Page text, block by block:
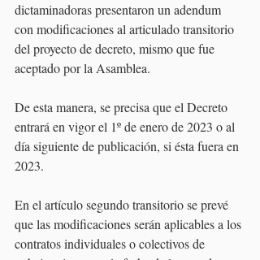
dictaminadoras presentaron un adendum
con modificaciones al articulado transitorio
del proyecto de decreto, mismo que fue
aceptado por la Asamblea.
De esta manera, se precisa que el Decreto
entrará en vigor el 1º de enero de 2023 o al
día siguiente de publicación, si ésta fuera en
2023.
En el artículo segundo transitorio se prevé
que las modificaciones serán aplicables a los
contratos individuales o colectivos de